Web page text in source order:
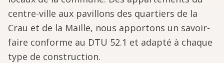
centre-ville aux pavillons des quartiers de la
Crau et de la Maille, nous apportons un savoir-
faire conforme au DTU 52.1 et adapté à chaque
type de construction.